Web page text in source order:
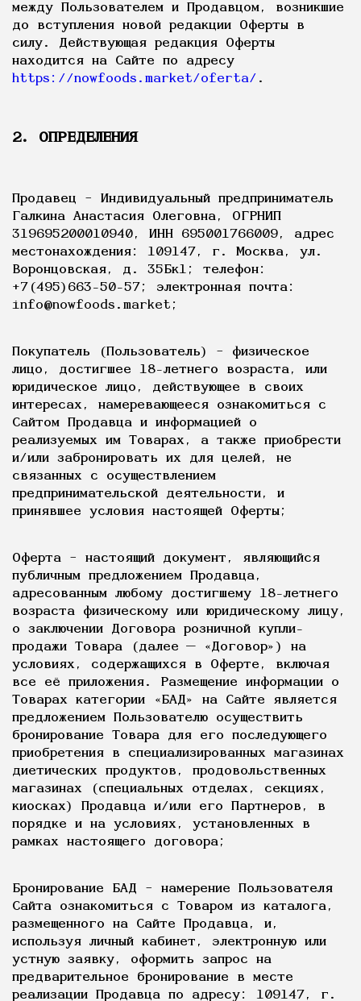
между Пользователем и Продавцом, возникшие
до вступления новой редакции Оферты в
силу. Действующая редакция Оферты
находится на Сайте по адресу
https://nowfoods.market/oferta/ .
2. ОПРЕДЕЛЕНИЯ
Продавец – Индивидуальный предприниматель
Галкина Анастасия Олеговна, ОГРНИП
319695200010940, ИНН 695001766009, адрес
местонахождения: 109147, г. Москва, ул.
Воронцовская, д. 35Бк1; телефон:
+7(495)663-50-57; электронная почта:
info@nowfoods.market;
Покупатель (Пользователь) – физическое
лицо, достигшее 18-летнего возраста, или
юридическое лицо, действующее в своих
интересах, намеревающееся ознакомиться с
Сайтом Продавца и информацией о
реализуемых им Товарах, а также приобрести
и/или забронировать их для целей, не
связанных с осуществлением
предпринимательской деятельности, и
принявшее условия настоящей Оферты;
Оферта – настоящий документ, являющийся
публичным предложением Продавца,
адресованным любому достигшему 18-летнего
возраста физическому или юридическому лицу,
о заключении Договора розничной купли-
продажи Товара (далее — «Договор») на
условиях, содержащихся в Оферте, включая
все её приложения. Размещение информации о
Товарах категории «БАД» на Сайте является
предложением Пользователю осуществить
бронирование Товара для его последующего
приобретения в специализированных магазинах
диетических продуктов, продовольственных
магазинах (специальных отделах, секциях,
киосках) Продавца и/или его Партнеров, в
порядке и на условиях, установленных в
рамках настоящего договора;
Бронирование БАД – намерение Пользователя
Сайта ознакомиться с Товаром из каталога,
размещенного на Сайте Продавца, и,
используя личный кабинет, электронную или
устную заявку, оформить запрос на
предварительное бронирование в месте
реализации Продавца по адресу: 109147, г.